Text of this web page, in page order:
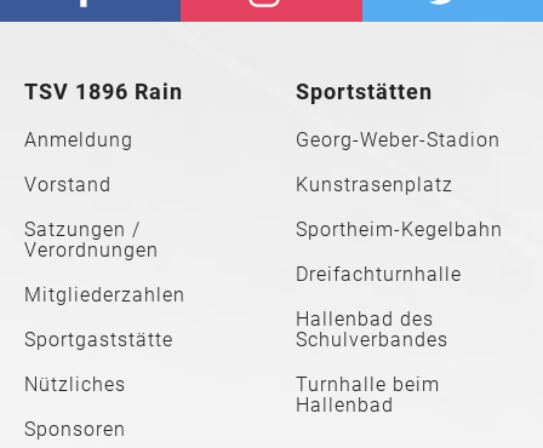
TSV 1896 Rain
Anmeldung
Vorstand
Satzungen /
Verordnungen
Mitgliederzahlen
Sportgaststätte
Nützliches
Sponsoren
Sportstätten
Georg-Weber-Stadion
Kunstrasenplatz
Sportheim-Kegelbahn
Dreifachturnhalle
Hallenbad des
Schulverbandes
Turnhalle beim
Hallenbad